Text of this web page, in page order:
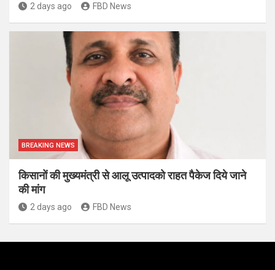
2 days ago FBD News
BREAKING NEWS
किसानों की मुख्यमंत्री से आलू उत्पादको राहत पैकेज दिये जाने
की मांग
2 days ago FBD News